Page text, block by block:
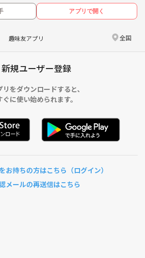
アプリで開く
趣味友アプリ 全国
新規ユーザー登録
リをダウンロードすると、
ぐに使い始められます。
お持ちの方はこちら（ログイン）
メールの再送信はこちら